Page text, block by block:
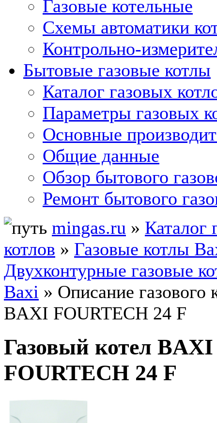
Газовые котельные
Схемы автоматики
Контрольно-
Бытовые газовые котлы
Каталог газовых
Параметры газовых
Основные
Общие данные
Обзор бытового
Ремонт бытового
mingas.ru » Каталог
котлов » Газовые котлы
Двухконтурные газовые
Baxi » Описание газового
BAXI FOURTECH 24 F
Газовый котел BAXI
FOURTECH 24 F